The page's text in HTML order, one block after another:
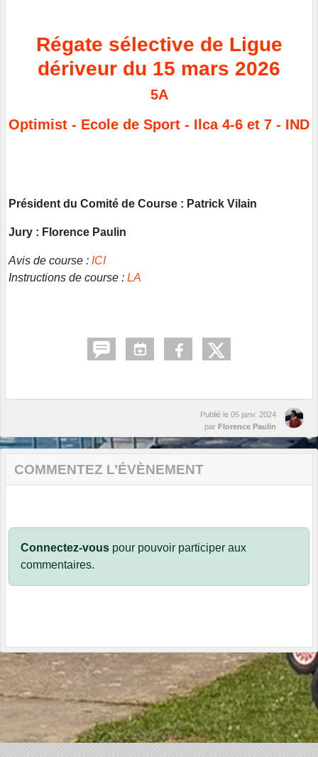
Régate sélective de Ligue
dériveur du 15 mars 2026
5A
Optimist - Ecole de Sport - Ilca 4-6 et 7 - IND
Président du Comité de Course : Patrick Vilain
Jury : Florence Paulin
Avis de course : ICI
Instructions de course : LA
Publié le 05 janv. 2024
par Florence Paulin
COMMENTEZ L’ÉVÈNEMENT
Connectez-vous pour pouvoir participer aux
commentaires.